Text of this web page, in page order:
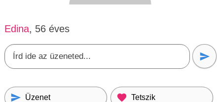
Edina, 56 éves
Üzenet Tetszik